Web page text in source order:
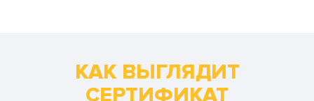
КАК ВЫГЛЯДИТ
СЕРТИФИКАТ